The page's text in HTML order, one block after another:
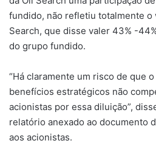
fundido, não refletiu totalmente o
Search, que disse valer 43% -
do grupo fundido.
“Há claramente um risco de que
benefícios estratégicos não
acionistas por essa diluição”,
relatório anexado ao documento
aos acionistas.